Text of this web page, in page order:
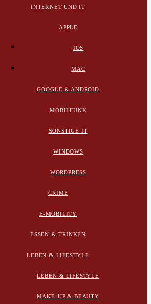
INTERNET UND IT
APPLE
IOS
MAC
GOOGLE & ANDROID
MOBILFUNK
SONSTIGE IT
WINDOWS
WORDPRESS
CRIME
E-MOBILITY
ESSEN & TRINKEN
LEBEN & LIFESTYLE
LEBEN & LIFESTYLE
MAKE-UP & BEAUTY